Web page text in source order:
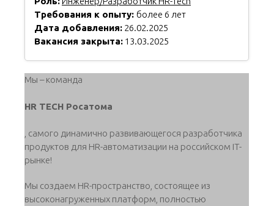
Требования к опыту: более 6 лет
Дата добавления: 26.02.2025
Вакансия закрыта: 13.03.2025
Мы – команда
HR TECH Росатома
, самого динамично развивающегося разработчика
продуктов для HR-автоматизации на российском IT-
рынке!
Мы создаем HR-пространство, состоящее из
высоконагруженных платформ, полностью